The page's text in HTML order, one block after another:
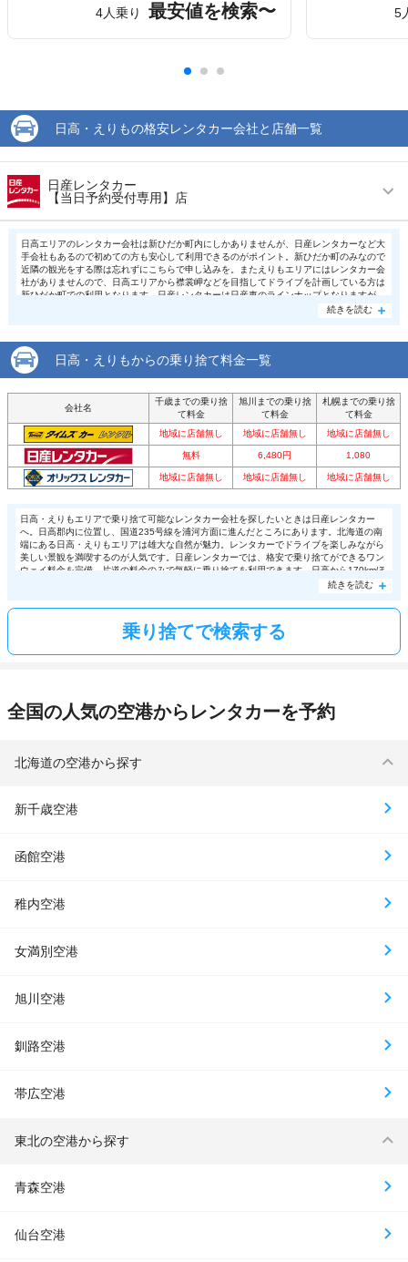
4人乗り
最安値を検索〜
5
日高・えりもの格安レンタカー会社と店舗一覧
日産レンタカー
【当日予約受付専用】店
営業時間 毎日 00:00 ～ 23:59
アクセス 最寄り空港より徒歩で約0分（送迎なし）
住所 東京都渋谷区恵比寿4-20-3
この店舗でレンタカーを探す
日高エリアのレンタカー会社は新ひだか町内にしかありませんが、日産レンタカーなど大
手会社もあるので初めての方も安心して利用できるのがポイント。新ひだか町のみなので
近隣の観光をする際は忘れずにこちらで申し込みを。またえりもエリアにはレンタカー会
社がありませんので、日高エリアから襟裳岬などを目指してドライブを計画している方は
新ひだか町での利用となります。日産レンタカーは日産車のラインナップとなりますが、
フーガやスカイラインなどの高級車も利用することができ、エコカーやハイブリッドカー
えたい方はこちらを利用してみては。
続きを読む
日高・えりもからの乗り捨て料金一覧
会社名
千歳までの乗り捨
て料金
旭川までの乗り捨
て料金
札幌までの乗り捨
て料金
地域に店舗無し
地域に店舗無し 地域に店舗無し
無料 6,480円 1,080
地域に店舗無し 地域に店舗無し 地域に店舗無し
日高・えりもエリアで乗り捨て可能なレンタカー会社を探したいときは日産レンタカー
へ。日高郡内に位置し、国道235号線を浦河方面に進んだところにあります。北海道の南
端にある日高・えりもエリアは雄大な自然が魅力。レンタカーでドライブを楽しみながら
美しい景観を満喫するのが人気です。日産レンタカーでは、格安で乗り捨てができるワン
ウェイ料金を完備。片道の料金のみで気軽に乗り捨てを利用できます。日高から170kmほ
へは5400円で乗り捨て可能。千歳空港や
お得にレンタカーを乗り捨てしたいときは日産レンタカーを活用してみてはいかがです
続きを読む
乗り捨てで検索する
全国の人気の空港からレンタカーを予約
北海道の空港から探す
新千歳空港
函館空港
稚内空港
女満別空港
旭川空港
釧路空港
帯広空港
東北の空港から探す
青森空港
仙台空港